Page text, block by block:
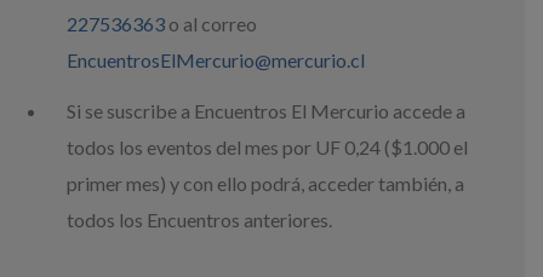
227536363 o al correo
EncuentrosElMercurio@mercurio.cl
Si se suscribe a Encuentros El Mercurio accede a
todos los eventos del mes por UF 0,24 ($1.000 el
primer mes) y con ello podrá, acceder también, a
todos los Encuentros anteriores.